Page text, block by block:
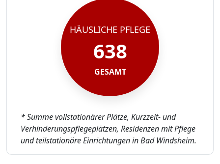
HÄUSLICHE PFLEGE
638
GESAMT
* Summe vollstationärer Plätze, Kurzzeit- und
Verhinderungspflegeplätzen, Residenzen mit Pflege
und teilstationäre Einrichtungen in Bad Windsheim.